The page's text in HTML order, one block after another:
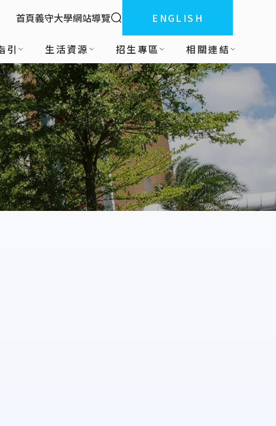
:::
首頁義守大學網站導覽 全站搜索ENGLISH
引 生活資源 招生專區 相關連結